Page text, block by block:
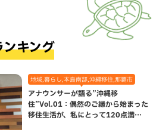
ンキング
地域,暮らし,本島南部,沖縄移住,那覇市
アナウンサーが語る”沖縄移
住”Vol.01：偶然のご縁から始まった
移住生活が、私にとって120点満点